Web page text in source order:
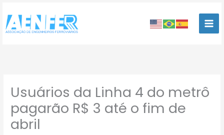
para
conteúdo
Usuários da Linha 4 do metrô
pagarão R$ 3 até o fim de
abril